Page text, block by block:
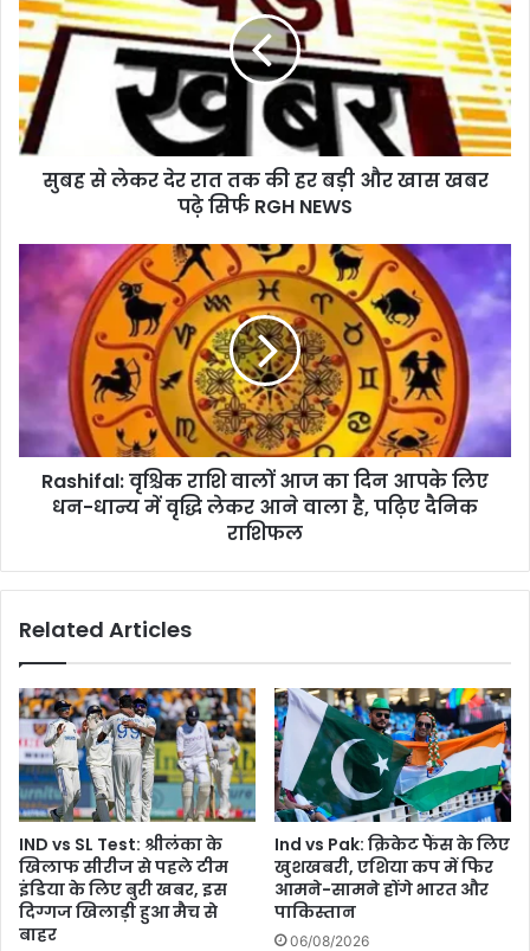
देर
रात
तक
की
हर
बड़ी
सिर्फ
RGH
NEWS
सुबह से लेकर देर रात तक की हर बड़ी और खास खबर
पढ़े सिर्फ RGH NEWS
Rashifal:
वृश्चिक
राशि
वालों
आपके
लिए
लेकर
वाला
दैनिक
राशिफल
Rashifal: वृश्चिक राशि वालों आज का दिन आपके लिए
धन-धान्य में वृद्धि लेकर आने वाला है, पढ़िए दैनिक
राशिफल
Related Articles
IND vs SL Test: श्रीलंका के
खिलाफ सीरीज से पहले टीम
इंडिया के लिए बुरी खबर, इस
दिग्गज खिलाड़ी हुआ मैच से
बाहर
Ind vs Pak: क्रिकेट फैंस के लिए
खुशखबरी, एशिया कप में फिर
आमने-सामने होंगे भारत और
पाकिस्तान
06/08/2026